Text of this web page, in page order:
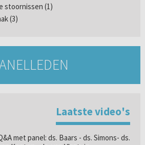
stoornissen (1)
(3)
Laatste video's
met panel: ds. Baars - ds. Simons- ds.